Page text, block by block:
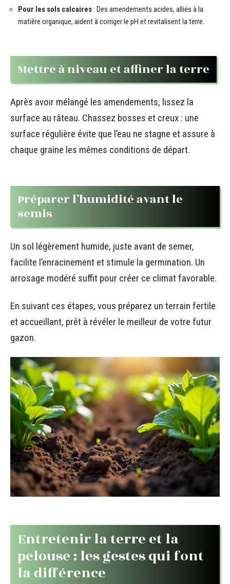
Pour les sols calcaires: Des amendements acides, alliés à la
matière organique, aident à corriger le pH et revitalisent la terre.
Mettre à niveau et affiner la terre
Après avoir mélangé les amendements, lissez la
surface au râteau. Chassez bosses et creux : une
surface régulière évite que l’eau ne stagne et assure à
chaque graine les mêmes conditions de départ.
Préparer l’humidité avant le
semis
Un sol légèrement humide, juste avant de semer,
facilite l’enracinement et stimule la germination. Un
arrosage modéré suffit pour créer ce climat favorable.
En suivant ces étapes, vous préparez un terrain fertile
et accueillant, prêt à révéler le meilleur de votre futur
gazon.
Entretenir la terre et la
pelouse : les gestes qui font
la différence